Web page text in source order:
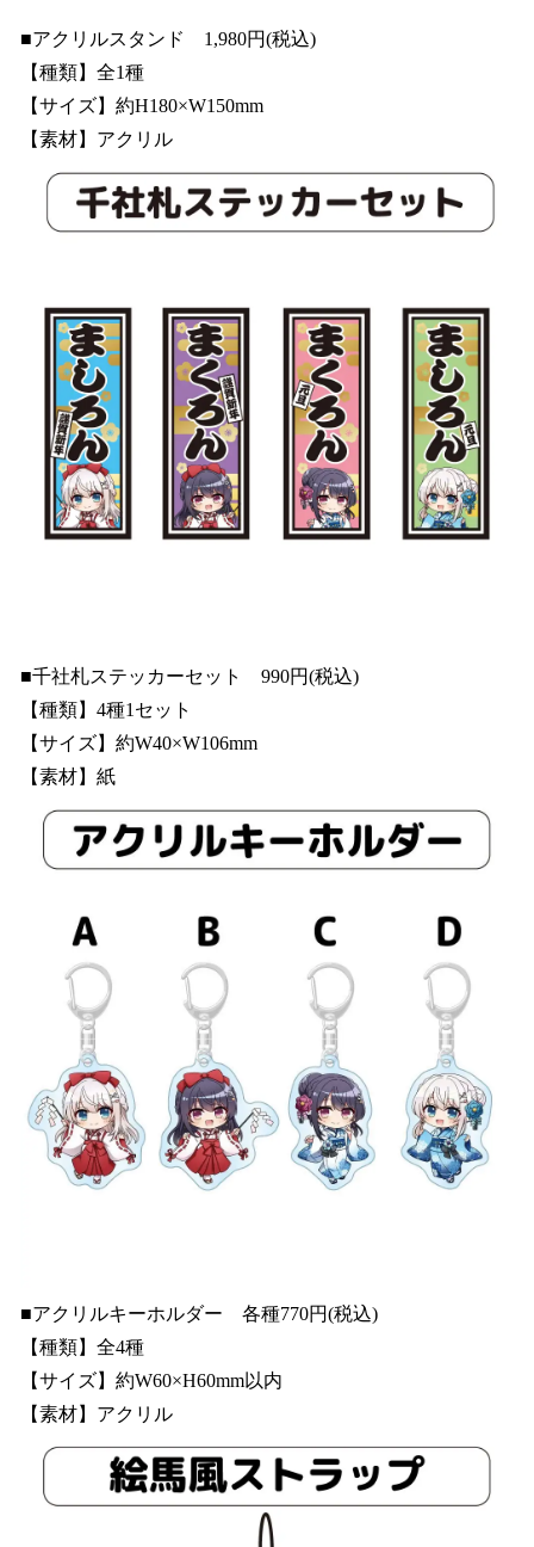
■アクリルスタンド 1,980円(税込)
【種類】全1種
【サイズ】約H180×W150mm
【素材】アクリル
■千社札ステッカーセット 990円(税込)
【種類】4種1セット
【サイズ】約W40×W106mm
【素材】紙
■アクリルキーホルダー 各種770円(税込)
【種類】全4種
【サイズ】約W60×H60mm以内
【素材】アクリル